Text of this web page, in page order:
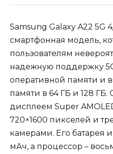
Samsung Galaxy A22 5G
смартфонная модель,
пользователям
надежную поддержку
оперативной памяти и
памяти в 64 ГБ и 128
дисплеем Super
720×1600 пикселей и
камерами. Его батарея
мАч, а процессор –